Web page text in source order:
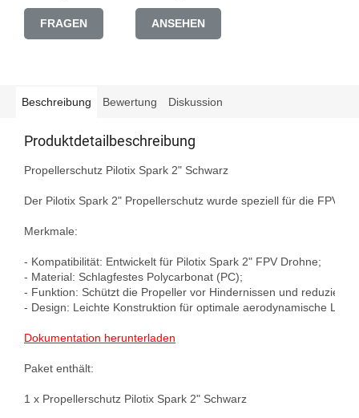
FRAGEN ANSEHEN
Beschreibung Bewertung Diskussion
Produktdetailbeschreibung
Propellerschutz Pilotix Spark 2" Schwarz
Der Pilotix Spark 2" Propellerschutz wurde speziell für die FPV-
Merkmale:
- Kompatibilität: Entwickelt für Pilotix Spark 2" FPV Drohne;
- Material: Schlagfestes Polycarbonat (PC);
- Funktion: Schützt die Propeller vor Hindernissen und reduziert
- Design: Leichte Konstruktion für optimale aerodynamische
Dokumentation herunterladen
Paket enthält:
1 х Propellerschutz Pilotix Spark 2" Schwarz